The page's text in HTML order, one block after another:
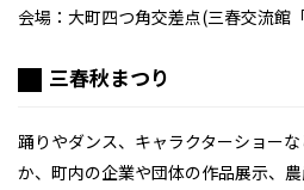
会場：大町四つ角交差点(三春交流館
三春秋まつり
踊りやダンス、キャラクターショー
か、町内の企業や団体の作品展示、